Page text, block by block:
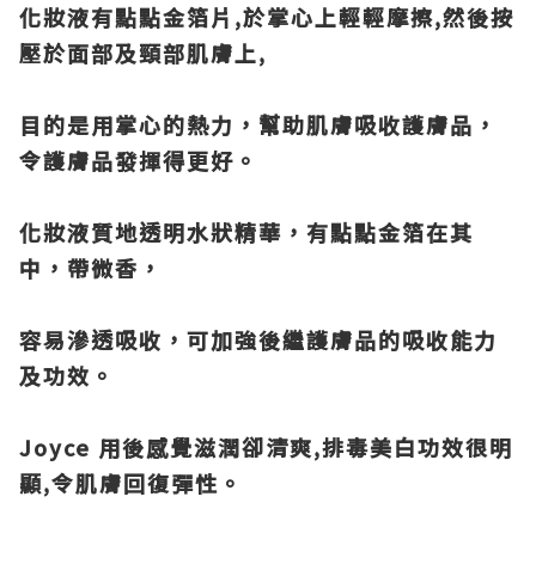
化妝液有點點金箔片,於掌心上輕輕摩擦,然後按
壓於面部及頸部肌膚上,
目的是用掌心的熱力，幫助肌膚吸收護膚品，
令護膚品發揮得更好。
化妝液質地透明水狀精華，有點點金箔在其
中，帶微香，
容易滲透吸收，可加強後繼護膚品的吸收能力
及功效。
Joyce 用後感覺滋潤卻清爽,排毒美白功效很明
顯,令肌膚回復彈性。